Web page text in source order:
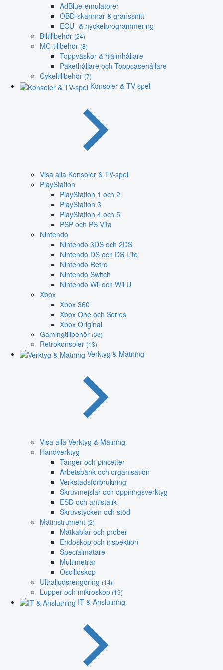
AdBlue-emulatorer
OBD-skannrar & gränssnitt
ECU- & nyckelprogrammering
Biltillbehör (24)
MC-tillbehör (8)
Toppväskor & hjälmhållare
Pakethållare och Toppcasehållare
Cykeltillbehör (7)
Konsoler & TV-spel
Visa alla Konsoler & TV-spel
PlayStation
PlayStation 1 och 2
PlayStation 3
PlayStation 4 och 5
PSP och PS Vita
Nintendo
Nintendo 3DS och 2DS
Nintendo DS och DS Lite
Nintendo Retro
Nintendo Switch
Nintendo Wii och Wii U
Xbox
Xbox 360
Xbox One och Series
Xbox Original
Gamingtillbehör (38)
Retrokonsoler (13)
Verktyg & Mätning
Visa alla Verktyg & Mätning
Handverktyg
Tänger och pincetter
Arbetsbänk och organisation
Verkstadsförbrukning
Skruvmejslar och öppningsverktyg
ESD och antistatik
Skruvstycken och stöd
Mätinstrument (2)
Mätkablar och prober
Endoskop och inspektion
Specialmätare
Multimetrar
Oscilloskop
Ultraljudsrengöring (14)
Lupper och mikroskop (19)
IT & Anslutning